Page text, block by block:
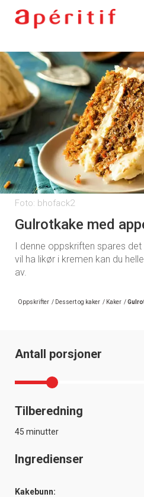
Foto: bhofack2
Gulrotkake med
I denne oppskriften spares
vil ha likør i kremen kan du
av.
Oppskrifter / Dessert og kaker / Kaker /
Antall porsjoner
Tilberedning
45 minutter
Ingredienser
Kakebunn: